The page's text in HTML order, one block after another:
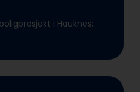
i Hauknes: